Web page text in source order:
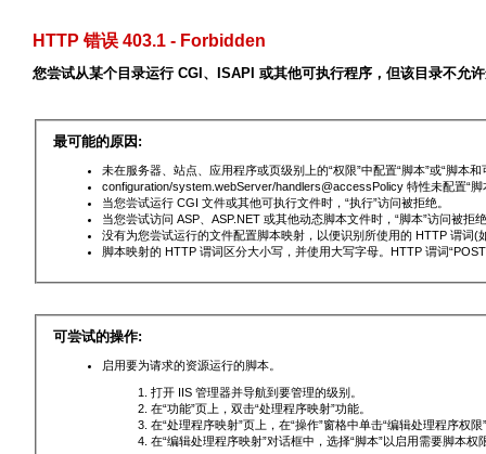
HTTP 错误 403.1 - Forbidden
您尝试从某个目录运行 CGI、ISAPI 或其他可执行程序，但该目录不允
最可能的原因:
未在服务器、站点、应用程序或页级别上的“权限”中配置“脚本”或“脚本和
configuration/system.webServer/handlers@accessPolicy 特性未配置“脚
当您尝试运行 CGI 文件或其他可执行文件时，“执行”访问被拒绝。
当您尝试访问 ASP、ASP.NET 或其他动态脚本文件时，“脚本”访问被拒
没有为您尝试运行的文件配置脚本映射，以便识别所使用的 HTTP 谓词(
脚本映射的 HTTP 谓词区分大小写，并使用大写字母。HTTP 谓词
可尝试的操作:
启用要为请求的资源运行的脚本。
打开 IIS 管理器并导航到要管理的级别。
在“功能”页上，双击“处理程序映射”功能。
在“处理程序映射”页上，在“操作”窗格中单击“编辑处理程序权限
在“编辑处理程序映射”对话框中，选择“脚本”以启用需要脚本权